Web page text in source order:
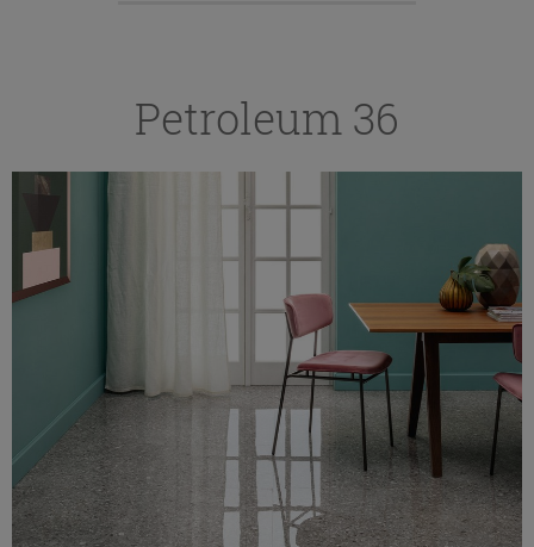
Petroleum 36